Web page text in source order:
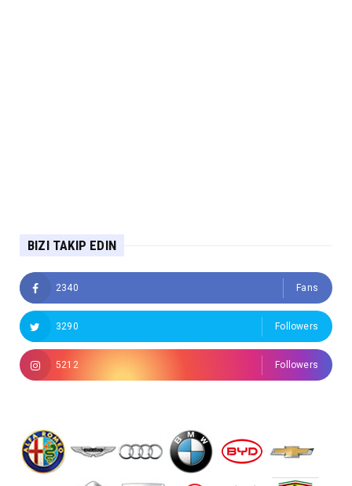
BIZI TAKIP EDIN
2340 Fans
3290 Followers
5212 Followers